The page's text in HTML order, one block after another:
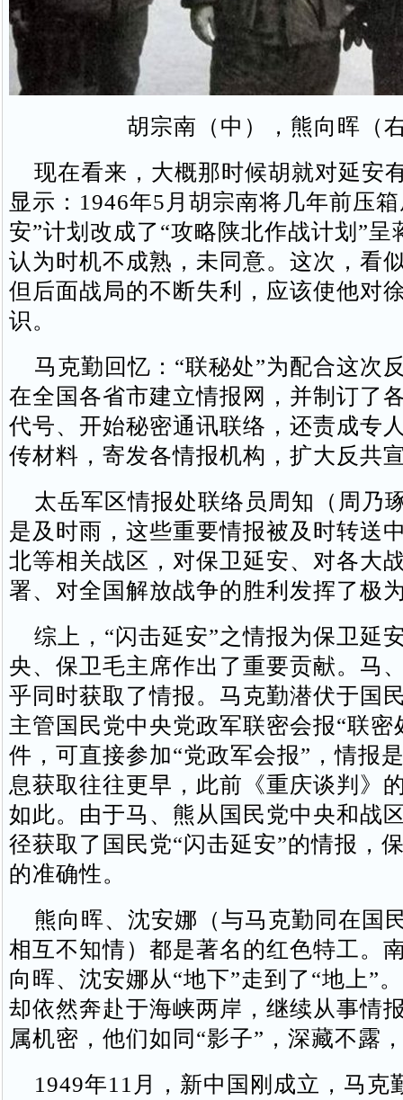
胡宗南（中），熊向晖（
现在看来，大概那时候胡就对延安
显示：1946年5月胡宗南将几年前压
安”计划改成了“攻略陕北作战计划”呈
认为时机不成熟，未同意。这次，看
但后面战局的不断失利，应该使他对
识。
马克勤回忆：“联秘处”为配合这次
在全国各省市建立情报网，并制订了
代号、开始秘密通讯联络，还责成专
传材料，寄发各情报机构，扩大反共
太岳军区情报处联络员周知（周乃
是及时雨，这些重要情报被及时转送
北等相关战区，对保卫延安、对各大
署、对全国解放战争的胜利发挥了极
综上，“闪击延安”之情报为保卫延
央、保卫毛主席作出了重要贡献。马
乎同时获取了情报。马克勤潜伏于国
主管国民党中央党政军联密会报“联密
件，可直接参加“党政军会报”，情报
息获取往往更早，此前《重庆谈判》
如此。由于马、熊从国民党中央和战
径获取了国民党“闪击延安”的情报，
的准确性。
熊向晖、沈安娜（与马克勤同在国
相互不知情）都是著名的红色特工。
向晖、沈安娜从“地下”走到了“地上”
却依然奔赴于海峡两岸，继续从事情
属机密，他们如同“影子”，深藏不露
1949年11月，新中国刚成立，马克